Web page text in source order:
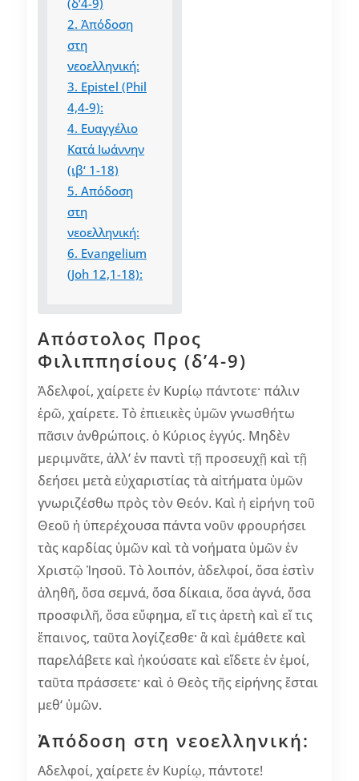
(δ’4-9)
2. Ἀπόδοση
στη
νεοελληνική:
3. Epistel (Phil
4,4-9):
4. Ευαγγέλιο
Κατά Ιωάννην
(ιβ‘ 1-18)
5. Απόδοση
στη
νεοελληνική:
6. Evangelium
(Joh 12,1-18):
Απόστολος Προς
Φιλιππησίους (δ’4-9)
Ἀδελφοί, χαίρετε ἐν Κυρίῳ πάντοτε· πάλιν
ἐρῶ, χαίρετε. Τὸ ἐπιεικὲς ὑμῶν γνωσθήτω
πᾶσιν ἀνθρώποις. ὁ Κύριος ἐγγύς. Μηδὲν
μεριμνᾶτε, ἀλλ‘ ἐν παντὶ τῇ προσευχῇ καὶ τῇ
δεήσει μετὰ εὐχαριστίας τὰ αἰτήματα ὑμῶν
γνωριζέσθω πρὸς τὸν Θεόν. Καὶ ἡ εἰρήνη τοῦ
Θεοῦ ἡ ὑπερέχουσα πάντα νοῦν φρουρήσει
τὰς καρδίας ὑμῶν καὶ τὰ νοήματα ὑμῶν ἐν
Χριστῷ Ἰησοῦ. Τὸ λοιπόν, ἀδελφοί, ὅσα ἐστὶν
ἀληθῆ, ὅσα σεμνά, ὅσα δίκαια, ὅσα ἁγνά, ὅσα
προσφιλῆ, ὅσα εὔφημα, εἴ τις ἀρετὴ καὶ εἴ τις
ἔπαινος, ταῦτα λογίζεσθε· ἃ καὶ ἐμάθετε καὶ
παρελάβετε καὶ ἠκούσατε καὶ εἴδετε ἐν ἐμοί,
ταῦτα πράσσετε· καὶ ὁ Θεὸς τῆς εἰρήνης ἔσται
μεθ‘ ὑμῶν.
Ἀπόδοση στη νεοελληνική:
Αδελφοί, χαίρετε ἐν Κυρίῳ, πάντοτε!